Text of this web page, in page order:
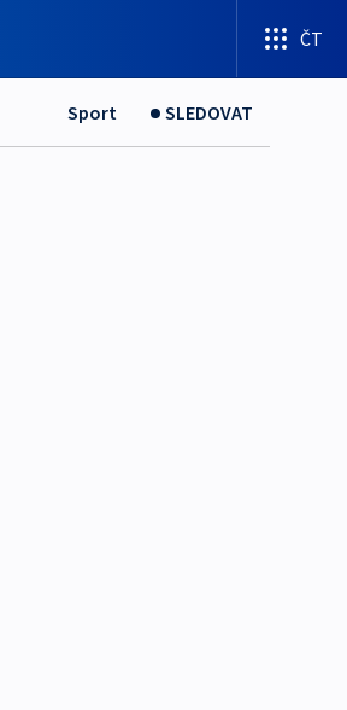
ČT
Sport SLEDOVAT